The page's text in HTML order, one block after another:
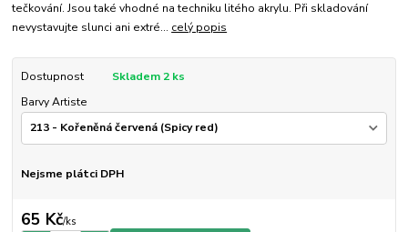
tečkování. Jsou také vhodné na techniku litého akrylu. Při skladování
nevystavujte slunci ani extré... celý popis
Dostupnost
Skladem 2 ks
Barvy Artiste
Nejsme plátci DPH
65 Kč/ks